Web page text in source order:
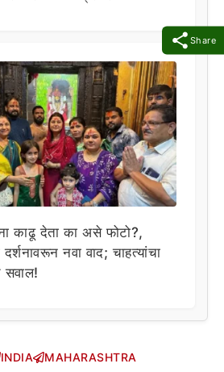
Share
काढू देता का असे फोटो?,
दर्शनावरून नवा वाद; चाहत्यांचा
सवाल!
INDIA
MAHARASHTRA